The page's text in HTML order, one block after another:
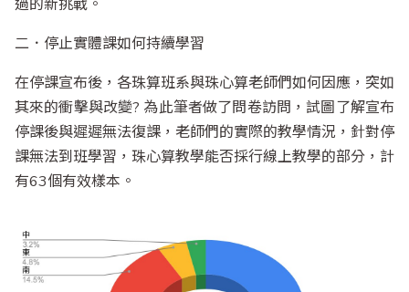
過的新挑戰。
二．停止實體課如何持續學習
在停課宣布後，各珠算班系與珠心算老師們如何因應，突如
其來的衝擊與改變? 為此筆者做了問卷訪問，試圖了解宣布
停課後與遲遲無法復課，老師們的實際的教學情況，針對停
課無法到班學習，珠心算教學能否採行線上教學的部分，計
有63個有效樣本。